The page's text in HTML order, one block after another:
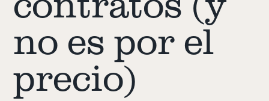
no es por el
precio)